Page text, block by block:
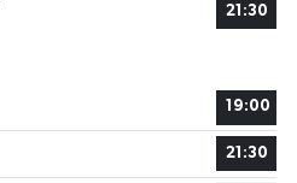
21:30
19:00
21:30